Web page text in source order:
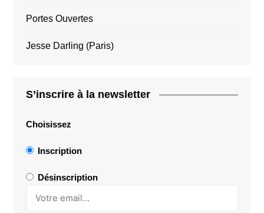
Portes Ouvertes
Jesse Darling (Paris)
S’inscrire à la newsletter
Choisissez
Inscription
Désinscription